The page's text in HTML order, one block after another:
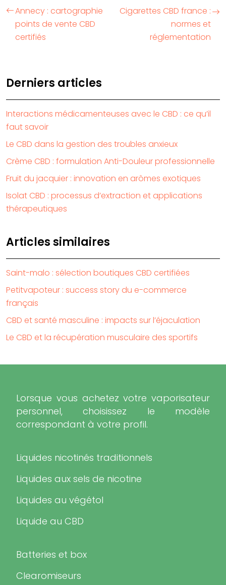
Annecy : cartographie
points de vente CBD
certifiés
Cigarettes CBD france :
normes et
réglementation
Derniers articles
Interactions médicamenteuses avec le CBD : ce qu’il
faut savoir
Le CBD dans la gestion des troubles anxieux
Crème CBD : formulation Anti-Douleur professionnelle
Fruit du jacquier : innovation en arômes exotiques
Isolat CBD : processus d’extraction et applications
thérapeutiques
Articles similaires
Saint-malo : sélection boutiques CBD certifiées
Petitvapoteur : success story du e-commerce
français
CBD et santé masculine : impacts sur l’éjaculation
Le CBD et la récupération musculaire des sportifs
Lorsque vous achetez votre vaporisateur
personnel, choisissez le modèle
correspondant à votre profil.
Liquides nicotinés traditionnels
Liquides aux sels de nicotine
Liquides au végétol
Liquide au CBD
Batteries et box
Clearomiseurs